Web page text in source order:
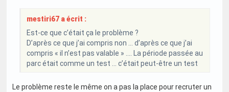
mestiri67 a écrit :
Est-ce que c’était ça le problème ?
D’après ce que j’ai compris non … d’après ce que j’ai
compris « il n’est pas valable » …. La période passée au
parc était comme un test … c’était peut-être un test
Le problème reste le même on a pas la place pour recruter un